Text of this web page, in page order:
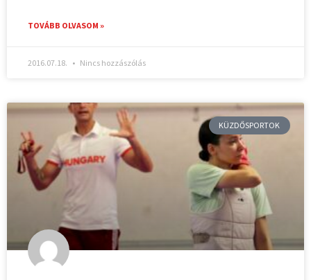
TOVÁBB OLVASOM »
2016.07.18. Nincs hozzászólás
KÜZDŐSPORTOK